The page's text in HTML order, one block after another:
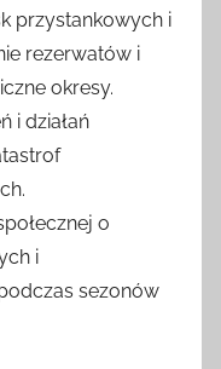
przystankowych i
rezerwatów i
okresy.
i działań
o
i
sezonów